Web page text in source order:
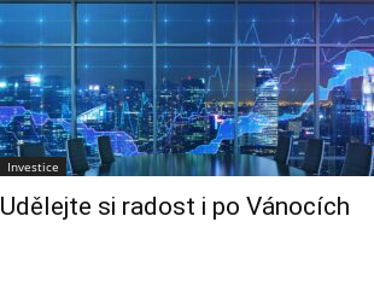
Investice
Udělejte si radost i po Vánocích